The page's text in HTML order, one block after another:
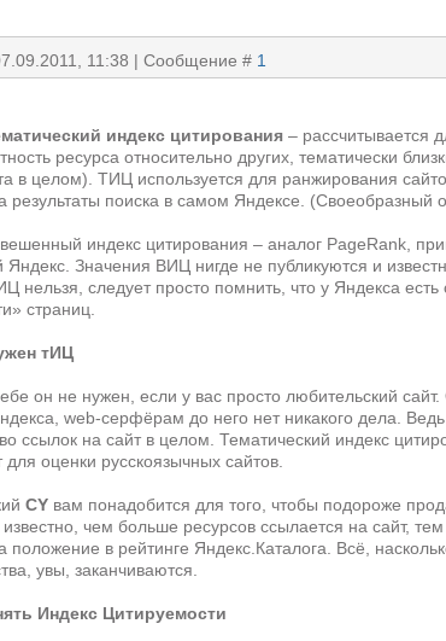
11:38 | Сообщение # 1
индекс цитирования – рассчитывается
ресурса относительно других, тематически
в целом). ТИЦ используется для ранжирования
результаты поиска в самом Яндексе. (Своеобразный
индекс цитирования – аналог PageRank,
Яндекс. Значения ВИЦ нигде не публикуются и
нельзя, следует просто помнить, что у Яндекса
страниц.
тИЦ
он не нужен, если у вас просто любительский
web-серфёрам до него нет никакого дела.
ссылок на сайт в целом. Тематический индекс
для оценки русскоязычных сайтов.
CY вам понадобится для того, чтобы подороже
известно, чем больше ресурсов ссылается на сайт,
положение в рейтинге Яндекс.Каталога. Всё,
увы, заканчиваются.
Индекс Цитируемости